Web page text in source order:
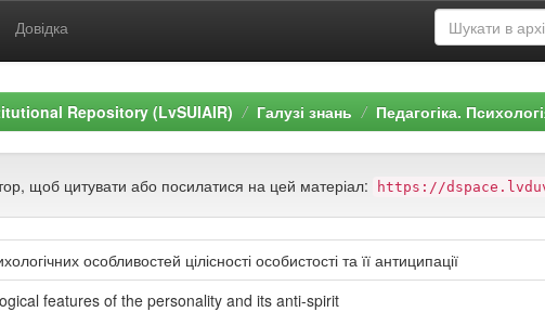
Довідка
Repository (LvSUIAIR) Галузі знань Педагогіка.
щоб цитувати або посилатися на цей матеріал: https://
особливостей цілісності особистості та її антиципації
features of the personality and its anti-spirit